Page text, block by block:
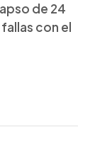
de 24
con el